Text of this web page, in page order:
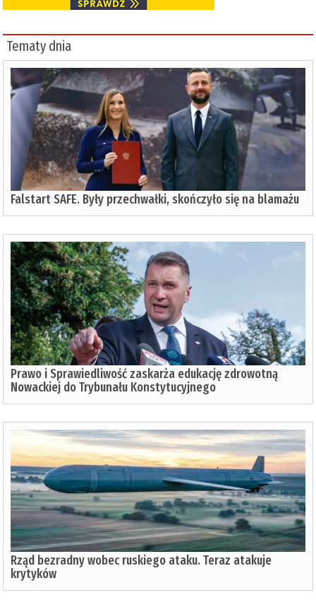
Tematy dnia
Falstart SAFE. Były przechwałki, skończyło się na blamażu
Prawo i Sprawiedliwość zaskarża edukację zdrowotną
Nowackiej do Trybunału Konstytucyjnego
Rząd bezradny wobec ruskiego ataku. Teraz atakuje
krytyków